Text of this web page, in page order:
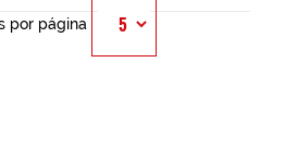
por página